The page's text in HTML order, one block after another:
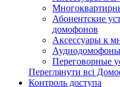
Абонентские
домофонов
Аксессуары к
Аудиодомофоны
Переговорные
Переглянути всі
Контроль доступа